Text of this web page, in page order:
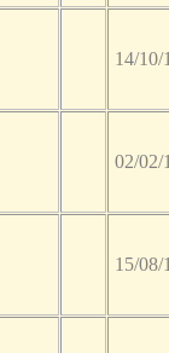
14/10/
02/02/
15/08/